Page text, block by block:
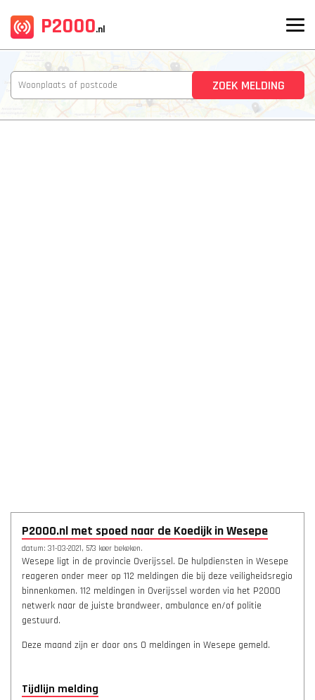
P2000.nl
P2000.nl met spoed naar de Koedijk in Wesepe
datum: 31-03-2021, 573 keer bekeken.
Wesepe ligt in de provincie Overijssel. De hulpdiensten in Wesepe
reageren onder meer op 112 meldingen die bij deze veiligheidsregio
binnenkomen. 112 meldingen in Overijssel worden via het P2000
netwerk naar de juiste brandweer, ambulance en/of politie
gestuurd.
Deze maand zijn er door ons 0 meldingen in Wesepe gemeld.
Tijdlijn melding